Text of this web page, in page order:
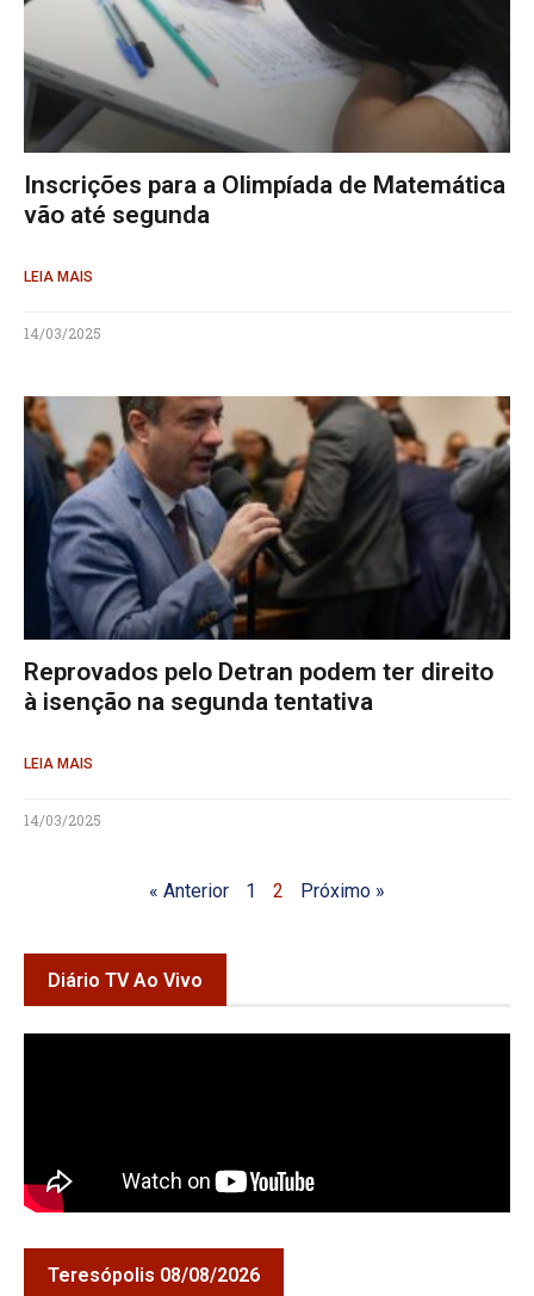
Inscrições para a Olimpíada de Matemática
vão até segunda
LEIA MAIS
14/03/2025
Reprovados pelo Detran podem ter direito
à isenção na segunda tentativa
LEIA MAIS
14/03/2025
« Anterior 1 2 Próximo »
Diário TV Ao Vivo
Teresópolis 08/08/2026